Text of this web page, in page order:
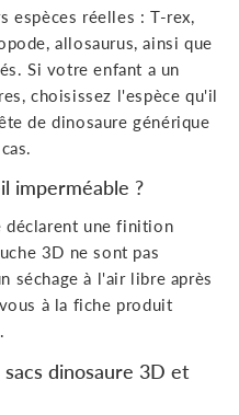
espèces réelles : T-rex,
allosaurus, ainsi que
Si votre enfant a un
choisissez l'espèce qu'il
de dinosaure générique
imperméable ?
déclarent une finition
3D ne sont pas
séchage à l'air libre après
à la fiche produit
dinosaure 3D et